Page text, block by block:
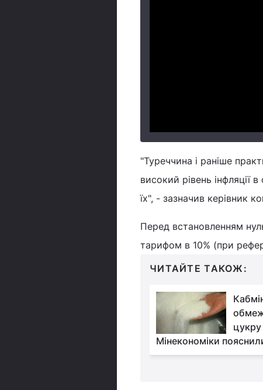
"Туреччина і раніше
високий рівень інфляції
їх", - зазначив керівник
Перед встановленням
тарифом в 10% (при
ЧИТАЙТЕ ТАКОЖ:
цукру
Мінекономіки